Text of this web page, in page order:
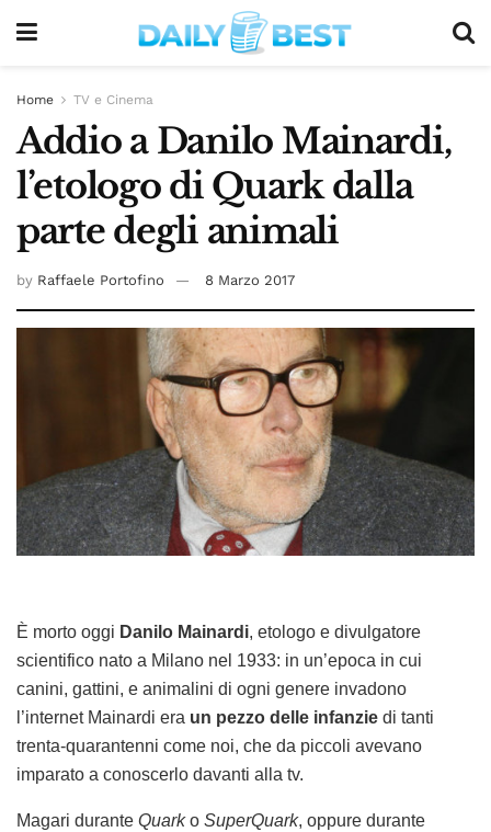
Home TV e Cinema
Addio a Danilo Mainardi,
l’etologo di Quark dalla
parte degli animali
by Raffaele Portofino 8 Marzo 2017
È morto oggi Danilo Mainardi, etologo e divulgatore
scientifico nato a Milano nel 1933: in un’epoca in cui
canini, gattini, e animalini di ogni genere invadono
l’internet Mainardi era un pezzo delle infanzie di tanti
trenta-quarantenni come noi, che da piccoli avevano
imparato a conoscerlo davanti alla tv.
Magari durante Quarko SuperQuark, oppure durante